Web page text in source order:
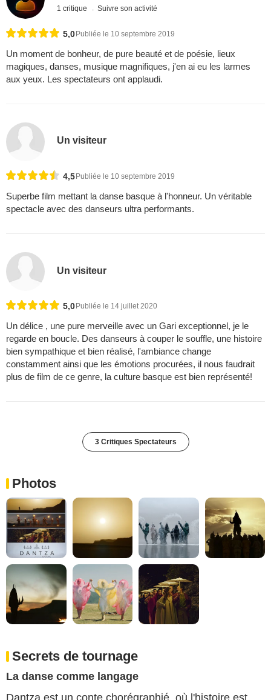
1 critique Suivre son activité
5,0Publiée le 10 septembre 2019
Un moment de bonheur, de pure beauté et de poésie, lieux
magiques, danses, musique magnifiques, j'en ai eu les larmes
aux yeux. Les spectateurs ont applaudi.
Un visiteur
4,5 Publiée le 10 septembre 2019
Superbe film mettant la danse basque à l'honneur. Un véritable
spectacle avec des danseurs ultra performants.
Un visiteur
5,0 Publiée le 14 juillet 2020
Un délice , une pure merveille avec un Gari exceptionnel, je le
regarde en boucle. Des danseurs à couper le souffle, une histoire
bien sympathique et bien réalisé, l'ambiance change
constamment ainsi que les émotions procurées, il nous faudrait
plus de film de ce genre, la culture basque est bien représenté!
3 Critiques Spectateurs
Photos
Secrets de tournage
La danse comme langage